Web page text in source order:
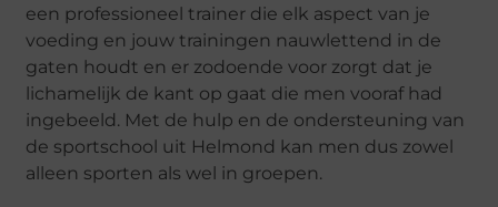
een professioneel trainer die elk aspect van je
voeding en jouw trainingen nauwlettend in de
gaten houdt en er zodoende voor zorgt dat je
lichamelijk de kant op gaat die men vooraf had
ingebeeld. Met de hulp en de ondersteuning van
de sportschool uit Helmond kan men dus zowel
alleen sporten als wel in groepen.